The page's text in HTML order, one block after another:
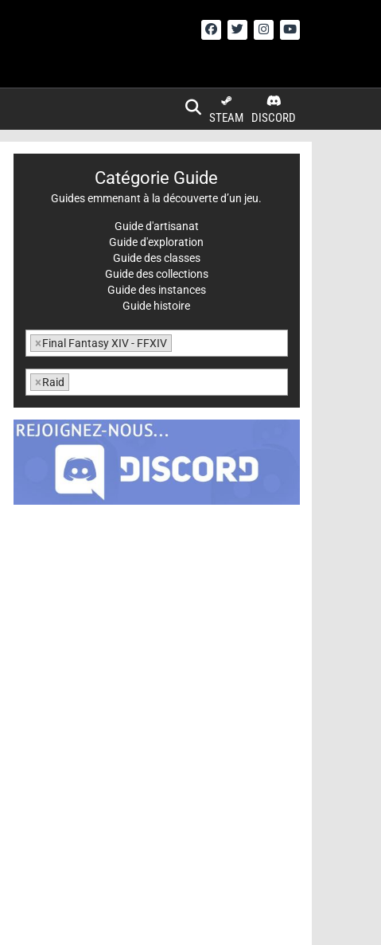
DISCORD
STEAM
Catégorie Guide
Guides emmenant à la découverte d’un jeu.
Guide d'artisanat
Guide d'exploration
Guide des classes
Guide des collections
Guide des instances
Guide histoire
×Final Fantasy XIV - FFXIV
×Raid